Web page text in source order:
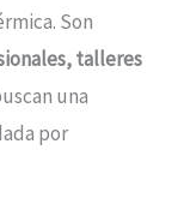
Son
talleres
una
por